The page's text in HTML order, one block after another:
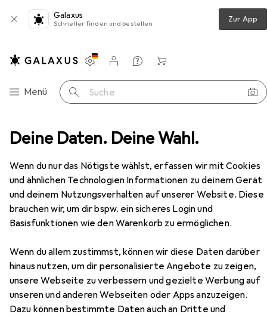
Deine Daten. Deine Wahl.
Wenn du nur das Nötigste wählst, erfassen wir mit Cookies
und ähnlichen Technologien Informationen zu deinem Gerät
und deinem Nutzungsverhalten auf unserer Website. Diese
brauchen wir, um dir bspw. ein sicheres Login und
Basisfunktionen wie den Warenkorb zu ermöglichen.
Wenn du allem zustimmst, können wir diese Daten darüber
hinaus nutzen, um dir personalisierte Angebote zu zeigen,
unsere Webseite zu verbessern und gezielte Werbung auf
unseren und anderen Webseiten oder Apps anzuzeigen.
Dazu können bestimmte Daten auch an Dritte und
Galaxus
Schneller finden und bestellen Zur App
Navigation nach Kategorien
Menü Suche
Einstellungen
Kundenkonto
Vergleichslisten
Merklisten
Warenkorb
Maus SteelSeries Rival 310 PUBG Edition
EUR
98,90
SteelSeriesRival 310 PUBG Edition